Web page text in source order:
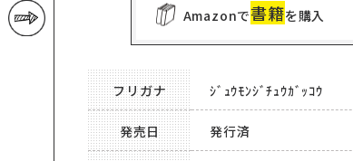
次の画像
Amazonで書籍を購入
フリガナ ｼﾞｭｳﾓﾝｼﾞﾁｭｳｶﾞｯｺｳ
発売日 発行済